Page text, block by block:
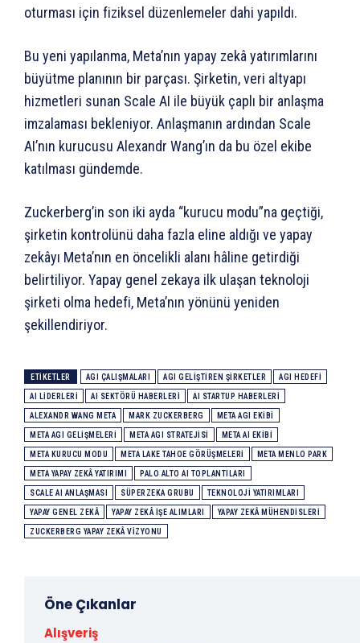
oturması için fiziksel düzenlemeler dahi yapıldı.
Bu yeni yapılanma, Meta’nın yapay zekâ yatırımlarını
büyütme planının bir parçası. Şirketin, veri altyapı
hizmetleri sunan Scale AI ile büyük çaplı bir anlaşma
imzalaması bekleniyor. Anlaşmanın ardından Scale
AI’nın kurucusu Alexandr Wang’ın da bu özel ekibe
katılması gündemde.
Zuckerberg’in son iki ayda “kurucu modu”na geçtiği,
şirketin kontrolünü daha fazla eline aldığı ve yapay
zekâyı Meta’nın en öncelikli alanı hâline getirdiği
belirtiliyor. Yapay genel zekaya ilk ulaşan teknoloji
şirketi olma hedefi, Meta’nın yönünü yeniden
şekillendiriyor.
ETIKETLER AGI ÇALIŞMALARI AGI GELIŞTIREN ŞIRKETLER AGI HEDEFI
AI LIDERLERI AI SEKTÖRÜ HABERLERI AI STARTUP HABERLERI
ALEXANDR WANG META MARK ZUCKERBERG META AGI EKIBI
META AGI GELIŞMELERI META AGI STRATEJISI META AI EKIBI
META KURUCU MODU META LAKE TAHOE GÖRÜŞMELERI META MENLO PARK
META YAPAY ZEKÂ YATIRIMI PALO ALTO AI TOPLANTILARI
SCALE AI ANLAŞMASI SÜPERZEKA GRUBU TEKNOLOJI YATIRIMLARI
YAPAY GENEL ZEKÂ YAPAY ZEKÂ IŞE ALIMLARI YAPAY ZEKÂ MÜHENDISLERI
ZUCKERBERG YAPAY ZEKÂ VIZYONU
Öne Çıkanlar
Alışveriş